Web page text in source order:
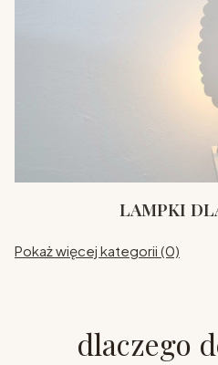
LAMPKI
Pokaż więcej kategorii (0)
dlaczego